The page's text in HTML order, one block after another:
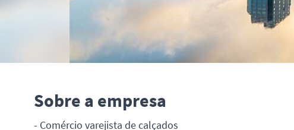
Sobre a empresa
- Comércio varejista de calçados